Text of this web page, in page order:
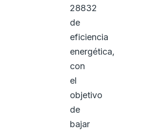
28832
de
eficiencia
energética,
con
el
objetivo
de
bajar